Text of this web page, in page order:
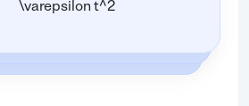
\varepsilon t^2